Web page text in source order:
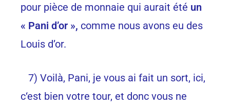
pour pièce de monnaie qui aurait été un
« Pani d’or », comme nous avons eu des
Louis d’or.
7) Voilà, Pani, je vous ai fait un sort, ici,
c‘est bien votre tour, et donc vous ne